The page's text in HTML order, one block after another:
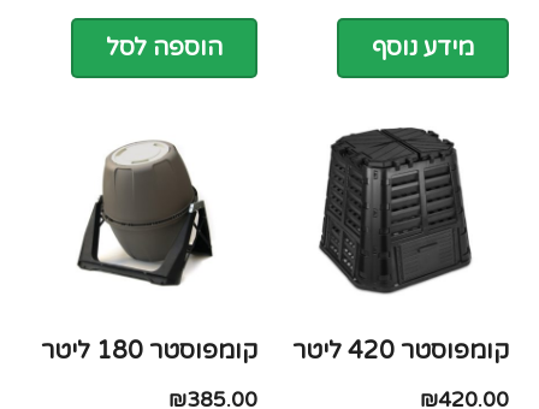
הוספה לסל מידע נוסף
אילו אוכלוסיות משתתפות
בקסם הזה?
עבודת הגינון מעניקה לכולנו טיפול ברמה
כזו או אחרת, אך ישנן אוכלוסיות שעם
עבודה נכונה ומקצועית, יכולות להיתרם
בזרועות פתוחות שלל שכבות באוכלוסיה
ויכולה להימצא גם במוסדות שונים כמו